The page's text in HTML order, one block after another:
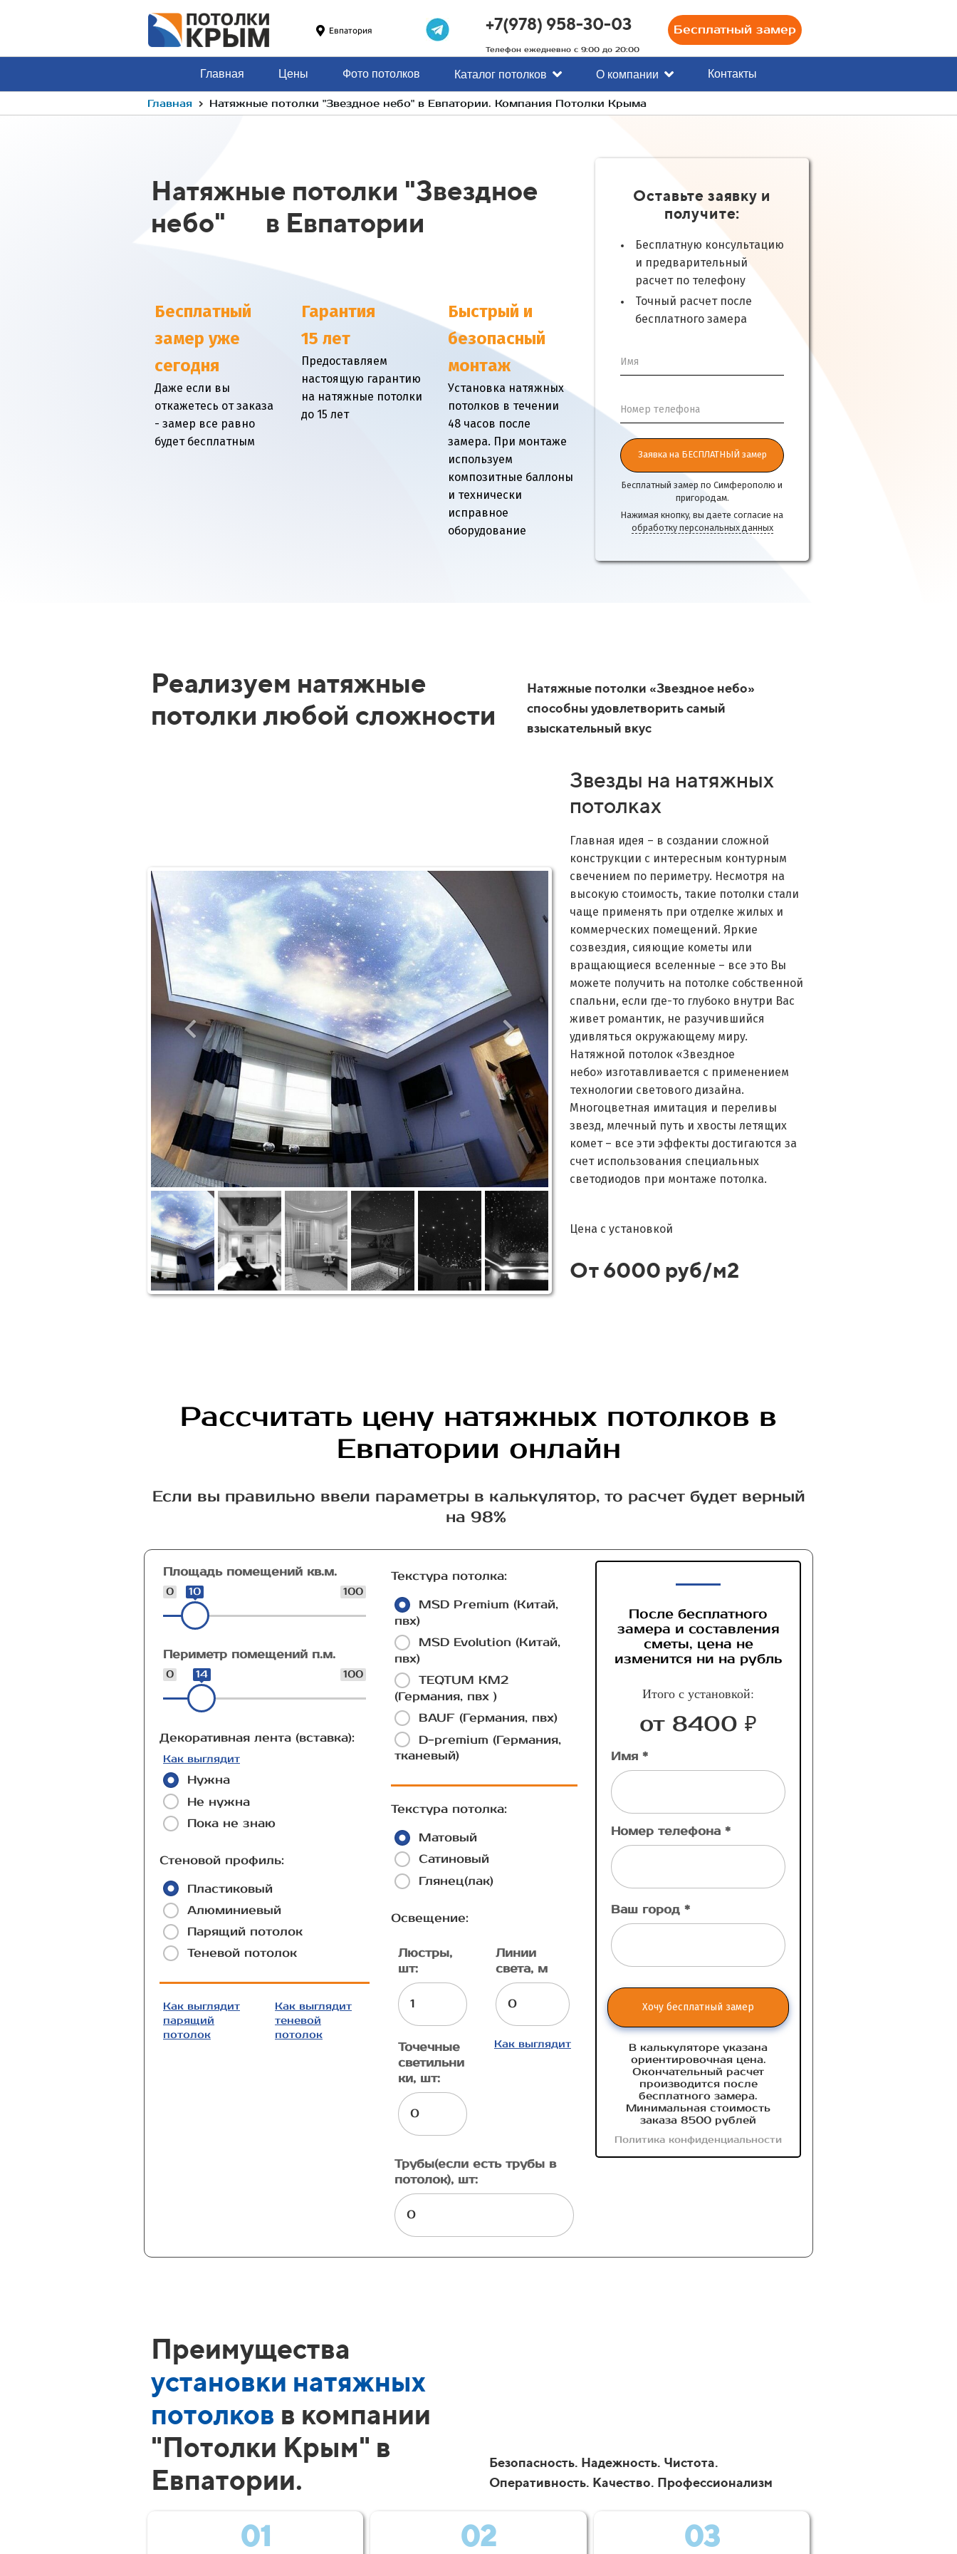
Евпатория +7(978) 958-30-03
Телефон ежедневно с 9:00 до 20:00
Бесплатный замер
Главная Цены Фото потолков Каталог потолков О компании Контакты
Главная › Натяжные потолки "Звездное небо" в Евпатории. Компания Потолки Крыма
Натяжные потолки "Звездное
небо" в Евпатории
Бесплатный
замер уже
сегодня
Даже если вы
откажетесь от заказа
- замер все равно
будет бесплатным
Гарантия
15 лет
Предоставляем
настоящую гарантию
на натяжные потолки
до 15 лет
Быстрый и
безопасный
монтаж
Установка натяжных
потолков в течении
48 часов после
замера. При монтаже
используем
композитные баллоны
и технически
исправное
оборудование
Оставьте заявку и
получите:
Бесплатную консультацию
и предварительный
расчет по телефону
Точный расчет после
бесплатного замера
Имя
Номер телефона
Заявка на БЕСПЛАТНЫЙ замер
Бесплатный замер по Симферополю и
пригородам.
Нажимая кнопку, вы даете согласие на
обработку персональных данных
Реализуем натяжные
потолки любой сложности
Натяжные потолки «Звездное небо»
способны удовлетворить самый
взыскательный вкус
Звезды на натяжных
потолках
Главная идея – в создании сложной
конструкции с интересным контурным
свечением по периметру. Несмотря на
высокую стоимость, такие потолки стали
чаще применять при отделке жилых и
коммерческих помещений. Яркие
созвездия, сияющие кометы или
вращающиеся вселенные – все это Вы
можете получить на потолке собственной
спальни, если где-то глубоко внутри Вас
живет романтик, не разучившийся
удивляться окружающему миру.
Натяжной потолок «Звездное
небо» изготавливается с применением
технологии светового дизайна.
Многоцветная имитация и переливы
звезд, млечный путь и хвосты летящих
комет – все эти эффекты достигаются за
счет использования специальных
светодиодов при монтаже потолка.
Цена с установкой
От 6000 руб/м2
Рассчитать цену натяжных потолков в
Евпатории онлайн
Если вы правильно ввели параметры в калькулятор, то расчет будет верный
на 98%
Площадь помещений кв.м.
0 100
10
Периметр помещений п.м.
0 100
14
Декоративная лента (вставка):
Как выглядит
Нужна
Не нужна
Пока не знаю
Стеновой профиль:
Пластиковый
Алюминиевый
Парящий потолок
Теневой потолок
Как выглядит
парящий
потолок
Как выглядит
теневой
потолок
Текстура потолка:
MSD Premium (Китай,
пвх)
MSD Evolution (Китай,
пвх)
TEQTUM КМ2
(Германия, пвх )
BAUF (Германия, пвх)
D-premium (Германия,
тканевый)
Текстура потолка:
Матовый
Сатиновый
Глянец(лак)
Освещение:
Люстры,
шт:
Точечные
светильни
ки, шт:
Линии
света, м
Как выглядит
Трубы(если есть трубы в
потолок), шт:
После бесплатного
замера и составления
сметы, цена не
изменится ни на рубль
Итого с установкой:
от 8400 ₽
Имя *
Номер телефона *
Ваш город *
Хочу бесплатный замер
В калькуляторе указана
ориентировочная цена.
Окончательный расчет
производится после
бесплатного замера.
Минимальная стоимость
заказа 8500 рублей
Политика конфиденциальности
Преимущества
установки натяжных
потолков в компании
"Потолки Крым" в
Евпатории.
Безопасность. Надежность. Чистота.
Оперативность. Качество. Профессионализм
01 02 03